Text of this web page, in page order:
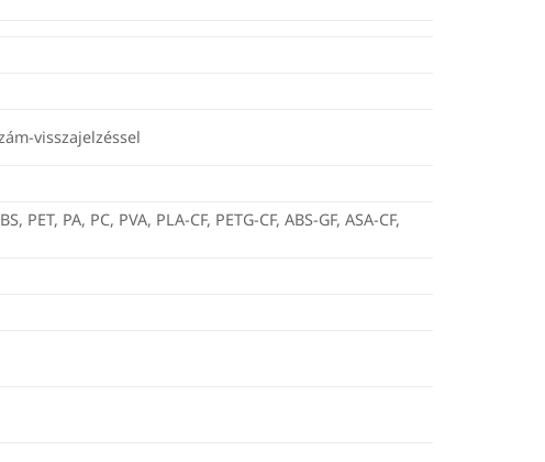
visszajelzéssel
PA, PC, PVA, PLA-CF, PETG-CF, ABS-GF, ASA-CF,